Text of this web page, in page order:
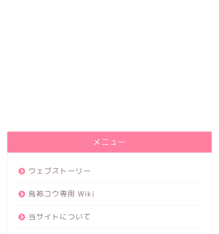
メニュー
ウェブストーリー
烏袮コウ専用 Wiki
当サイトについて